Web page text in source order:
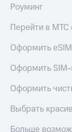
Роуминг
Перейти в МТС
Оформить eSIM
Оформить SIM-
Оформить
Выбрать
Больше